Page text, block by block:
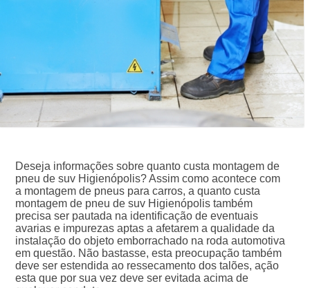
Deseja informações sobre quanto custa montagem de
pneu de suv Higienópolis? Assim como acontece com
a montagem de pneus para carros, a quanto custa
montagem de pneu de suv Higienópolis também
precisa ser pautada na identificação de eventuais
avarias e impurezas aptas a afetarem a qualidade da
instalação do objeto emborrachado na roda automotiva
em questão. Não bastasse, esta preocupação também
deve ser estendida ao ressecamento dos talões, ação
esta que por sua vez deve ser evitada acima de